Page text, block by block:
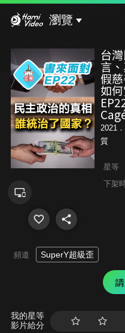
瀏覽
台
言
假
如
2021
質
星等
下架
頻道 SuperY超級歪
我的星等
影片給分